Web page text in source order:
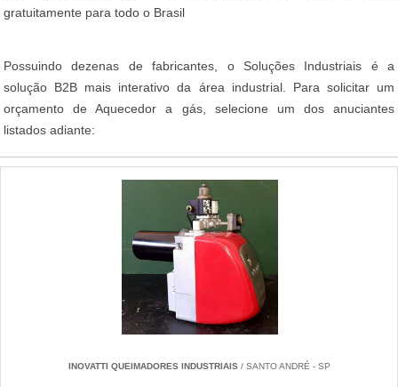
gratuitamente para todo o Brasil
Possuindo dezenas de fabricantes, o Soluções Industriais é a
solução B2B mais interativo da área industrial. Para solicitar um
orçamento de Aquecedor a gás, selecione um dos anuciantes
listados adiante:
INOVATTI QUEIMADORES INDUSTRIAIS/ SANTO ANDRÉ - SP